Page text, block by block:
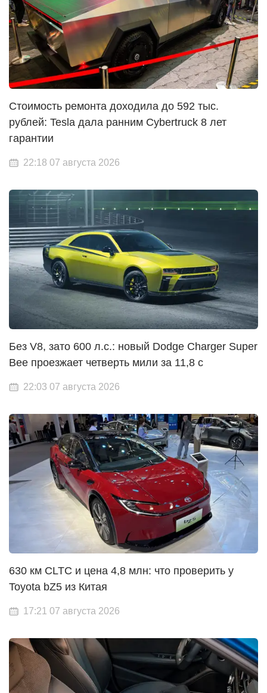
Стоимость ремонта доходила до 592 тыс.
рублей: Tesla дала ранним Cybertruck 8 лет
гарантии
22:18 07 августа 2026
Без V8, зато 600 л.с.: новый Dodge Charger Super
Bee проезжает четверть мили за 11,8 с
22:03 07 августа 2026
630 км CLTC и цена 4,8 млн: что проверить у
Toyota bZ5 из Китая
17:21 07 августа 2026